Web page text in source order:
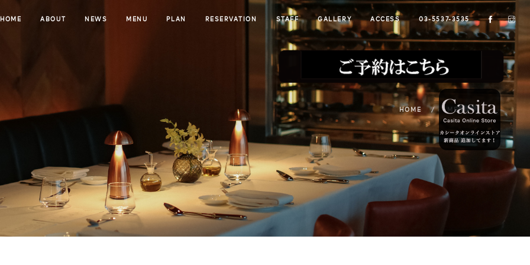
HOME ABOUT NEWS MENU PLAN RESERVATION STAFF GALLERY ACCESS 03-5537-3535
HOME MENU